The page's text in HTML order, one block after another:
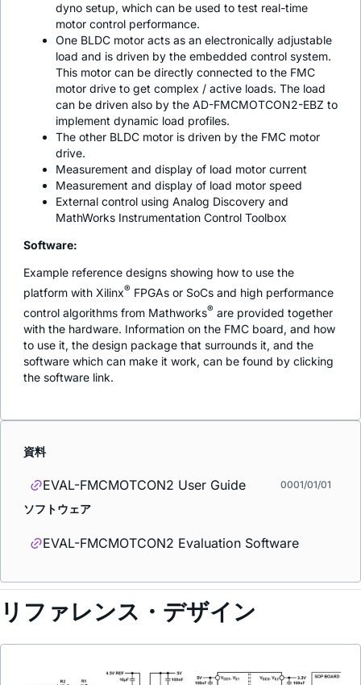
dyno setup, which can be used to test real-time
motor control performance.
One BLDC motor acts as an electronically adjustable
load and is driven by the embedded control system.
This motor can be directly connected to the FMC
motor drive to get complex / active loads. The load
can be driven also by the AD-FMCMOTCON2-EBZ to
implement dynamic load profiles.
The other BLDC motor is driven by the FMC motor
drive.
Measurement and display of load motor current
Measurement and display of load motor speed
External control using Analog Discovery and
MathWorks Instrumentation Control Toolbox
Software:
Example reference designs showing how to use the
platform with Xilinx® FPGAs or SoCs and high performance
control algorithms from Mathworks® are provided together
with the hardware. Information on the FMC board, and how
to use it, the design package that surrounds it, and the
software which can make it work, can be found by clicking
the software link.
資料
EVAL-FMCMOTCON2 User Guide 0001/01/01
ソフトウェア
EVAL-FMCMOTCON2 Evaluation Software
リファレンス・デザイン